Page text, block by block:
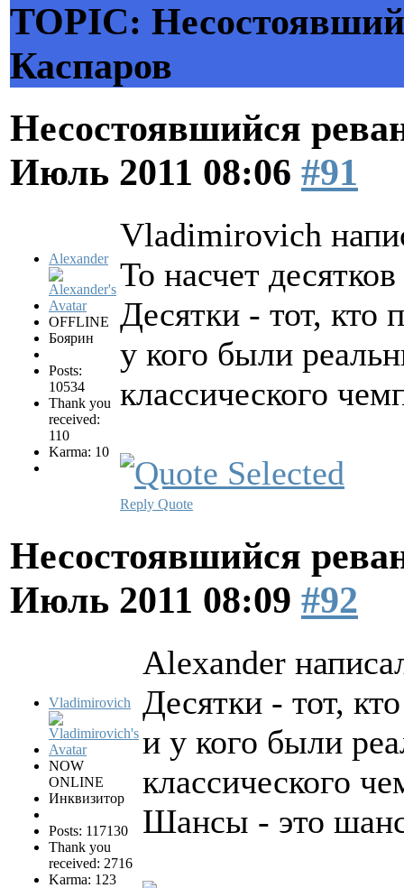
TOPIC:
Каспаров
Несостоявшийся
Июль 2011 08:06 #91
Alexander
OFFLINE
Боярин
Posts:
10534
Thank you
received:
110
Karma: 10
Vladimirovich
То насчет
Десятки - тот, кто
у кого были
классического
Reply Quote
Несостоявшийся
Июль 2011 08:09 #92
Vladimirovich
NOW
ONLINE
Инквизитор
Posts: 117130
Thank you
received: 2716
Karma: 123
Alexander
Десятки - тот,
и у кого были
классического
Шансы - это